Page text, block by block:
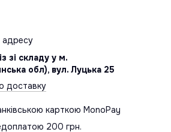
адресу
зі складу у м.
обл), вул. Луцька 25
доставку
карткою MonoPay
200 грн.